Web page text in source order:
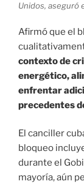
Unidos, aseguró
Afirmó que el
contexto de
energético,
enfrentar
precedentes
El canciller
bloqueo
durante el
mayoría, aún